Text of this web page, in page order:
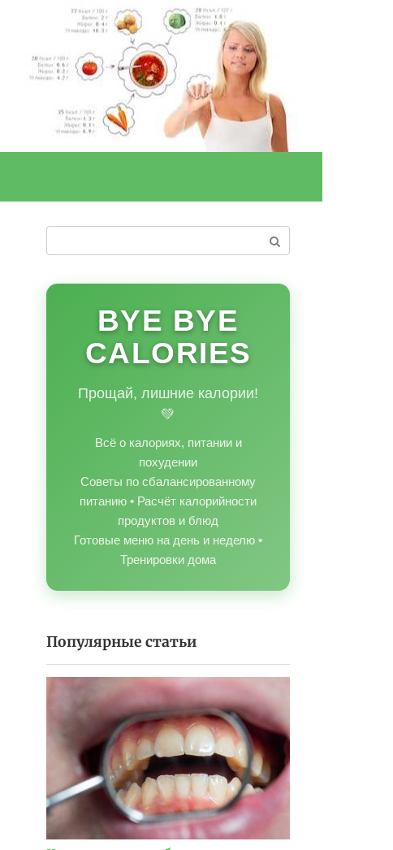
BYE BYE
CALORIES
Прощай, лишние калории!
💚
Всё о калориях, питании и
похудении
Советы по сбалансированному
питанию • Расчёт калорийности
продуктов и блюд
Готовые меню на день и неделю •
Тренировки дома
Популярные статьи